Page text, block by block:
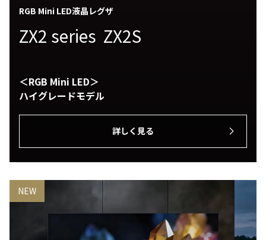
RGB Mini LED液晶レグザ
ZX2 series ZX2S
＜RGB Mini LED＞
ハイグレードモデル
詳しく見る
NEW